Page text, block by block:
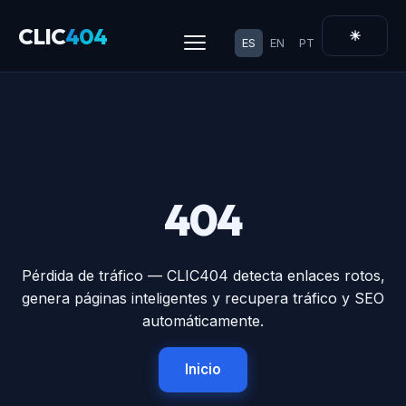
CLIC404 ES EN PT ☀
404
Pérdida de tráfico — CLIC404 detecta enlaces rotos,
genera páginas inteligentes y recupera tráfico y SEO
automáticamente.
Inicio